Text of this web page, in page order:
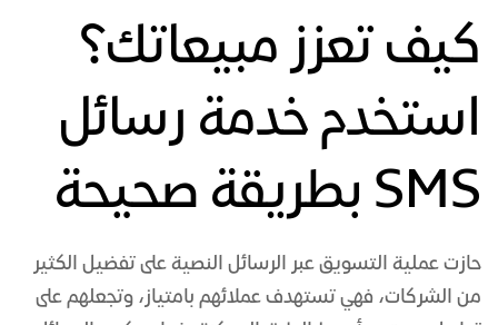
كيف تعزز مبيعاتك؟
استخدم خدمة رسائل
SMS بطريقة صحيحة
حازت عملية التسويق عبر الرسائل النصية على تفضيل الكثير
من الشركات، فهي تستهدف عملائهم بامتياز، وتجعلهم على